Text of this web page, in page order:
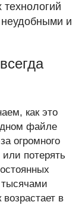
и
как это
файле
огромного
потерять
тысячами
в